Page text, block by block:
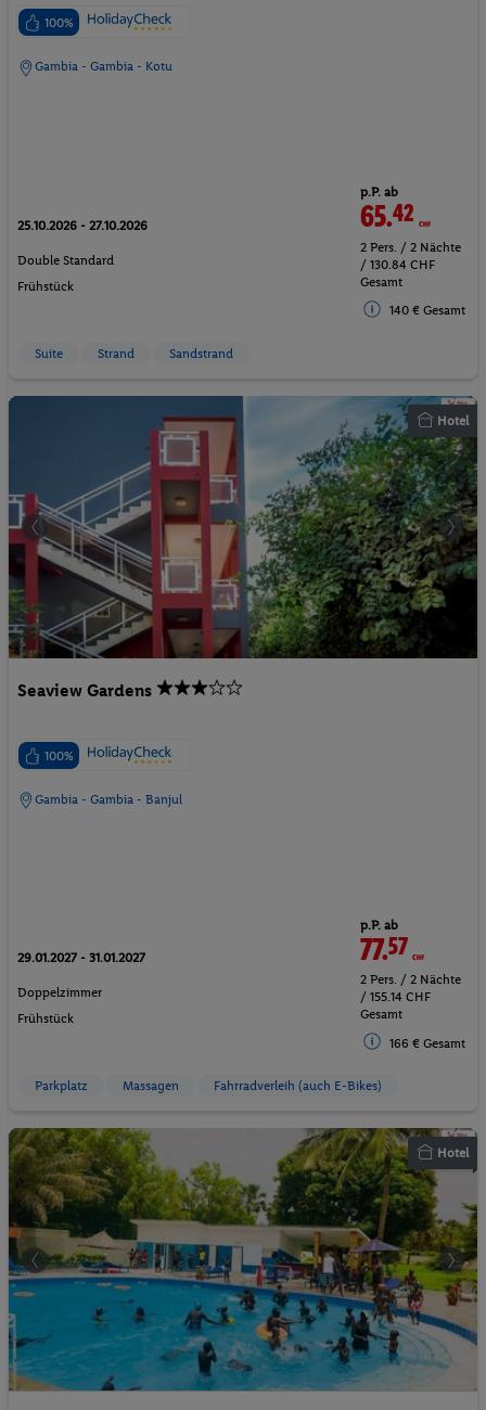
100%
Gambia - Gambia - Kotu
25.10.2026 - 27.10.2026
Double Standard
Frühstück
p.P. ab
65.42 CHF
2 Pers. / 2 Nächte
/ 130.84 CHF
Gesamt
140 € Gesamt
Suite Strand Sandstrand
Hotel
Seaview Gardens
100%
Gambia - Gambia - Banjul
29.01.2027 - 31.01.2027
Doppelzimmer
Frühstück
p.P. ab
77.57CHF
2 Pers. / 2 Nächte
/ 155.14 CHF
Gesamt
166 € Gesamt
Parkplatz Massagen Fahrradverleih (auch E-Bikes)
Hotel